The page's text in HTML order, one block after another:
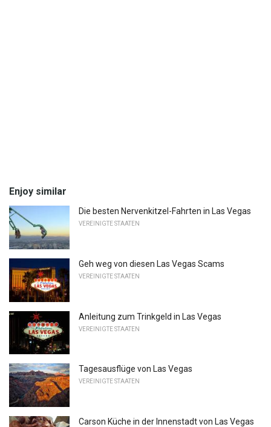
Enjoy similar
Die besten Nervenkitzel-Fahrten in Las Vegas
VEREINIGTE STAATEN
Geh weg von diesen Las Vegas Scams
VEREINIGTE STAATEN
Anleitung zum Trinkgeld in Las Vegas
VEREINIGTE STAATEN
Tagesausflüge von Las Vegas
VEREINIGTE STAATEN
Carson Küche in der Innenstadt von Las Vegas